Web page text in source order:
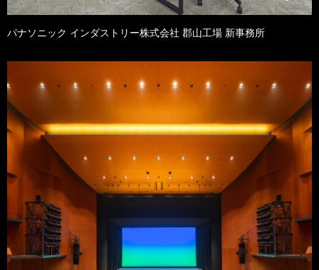
パナソニック インダストリー株式会社 郡山工場 新事務所